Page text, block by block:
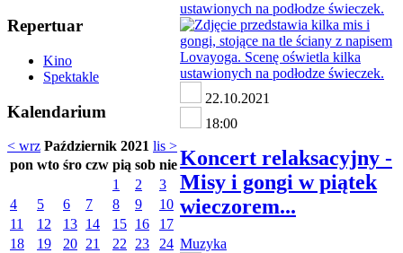
Repertuar
Kino
Spektakle
Kalendarium
< wrz Październik 2021 lis >
pon wto śro czw pią sob nie
1
2
3
4
5 6 7 8 9
10
11
12 13 14 15 16
17
18
19 20 21 22 23
24
22.10.2021
18:00
Koncert relaksacyjny -
Misy i gongi w piątek
wieczorem...
Muzyka